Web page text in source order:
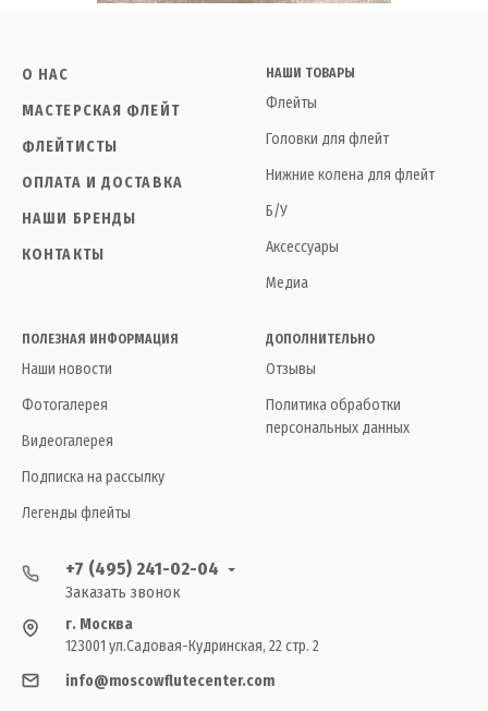
О НАС
МАСТЕРСКАЯ ФЛЕЙТ
ФЛЕЙТИСТЫ
ОПЛАТА И ДОСТАВКА
НАШИ БРЕНДЫ
КОНТАКТЫ
НАШИ ТОВАРЫ
Флейты
Головки для флейт
Нижние колена для флейт
Б/У
Аксессуары
Медиа
ПОЛЕЗНАЯ ИНФОРМАЦИЯ
Наши новости
Фотогалерея
Видеогалерея
Подписка на рассылку
Легенды флейты
ДОПОЛНИТЕЛЬНО
Отзывы
Политика обработки
персональных данных
+7 (495) 241-02-04
Заказать звонок
г. Москва
123001 ул.Садовая-Кудринская, 22 стр. 2
info@moscowflutecenter.com